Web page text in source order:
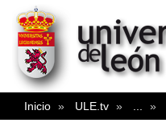
Inicio ULE.tv